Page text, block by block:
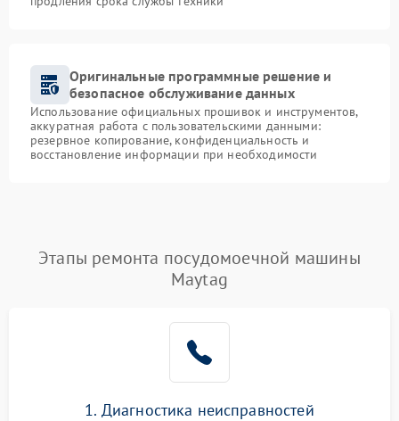
Оригинальные программные решение и
безопасное обслуживание данных
Использование официальных прошивок и инструментов,
аккуратная работа с пользовательскими данными:
резервное копирование, конфиденциальность и
восстановление информации при необходимости
Этапы ремонта посудомоечной машины
Maytag
1. Диагностика неисправностей